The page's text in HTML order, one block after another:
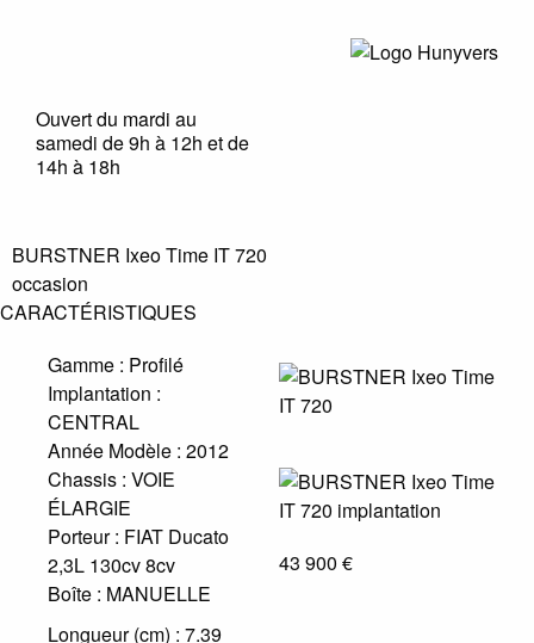
Ouvert du mardi au
samedi de 9h à 12h et de
14h à 18h
BURSTNER Ixeo Time IT 720
occasion
CARACTÉRISTIQUES
Gamme : Profilé
Implantation :
CENTRAL
Année Modèle : 2012
Chassis : VOIE
ÉLARGIE
Porteur : FIAT Ducato
2,3L 130cv 8cv
Boîte : MANUELLE
Longueur (cm) : 7.39
43 900 €